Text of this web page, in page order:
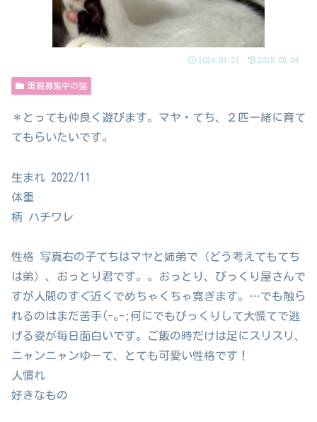
2024.01.21 2025.05.04
里親募集中の猫
＊とっても仲良く遊びます。マヤ・てち、２匹一緒に育て
てもらいたいです。
生まれ 2022/11
体重
柄 ハチワレ
性格 写真右の子てちはマヤと姉弟で（どう考えてもてち
は弟）、おっとり君です。。おっとり、びっくり屋さんで
すが人間のすぐ近くでめちゃくちゃ寛ぎます。…でも触ら
れるのはまだ苦手(-｡-;何にでもびっくりして大慌てで逃
げる姿が毎日面白いです。ご飯の時だけは足にスリスリ、
ニャンニャンゆーて、とても可愛い性格です！
人慣れ
好きなもの